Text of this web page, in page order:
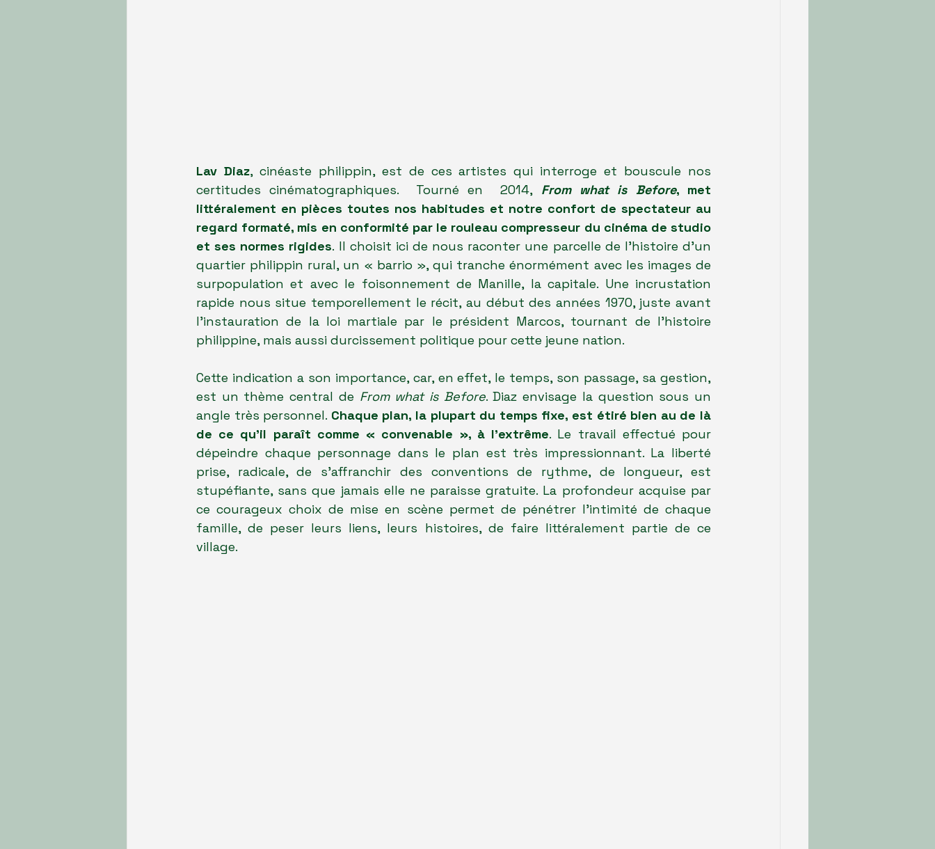
Lav Diaz, cinéaste philippin, est de ces artistes qui interroge et bouscule nos
certitudes cinématographiques.  Tourné en  2014, From what is Before, met
littéralement en pièces toutes nos habitudes et notre confort de spectateur au
regard formaté, mis en conformité par le rouleau compresseur du cinéma de studio
et ses normes rigides. Il choisit ici de nous raconter une parcelle de l'histoire d'un
quartier philippin rural, un « barrio », qui tranche énormément avec les images de
surpopulation et avec le foisonnement de Manille, la capitale. Une incrustation
rapide nous situe temporellement le récit, au début des années 1970, juste avant
l'instauration de la loi martiale par le président Marcos, tournant de l'histoire
philippine, mais aussi durcissement politique pour cette jeune nation.
Cette indication a son importance, car, en effet, le temps, son passage, sa gestion,
est un thème central de From what is Before. Diaz envisage la question sous un
angle très personnel. Chaque plan, la plupart du temps fixe, est étiré bien au de là
de ce qu'il paraît comme « convenable », à l’extrême. Le travail effectué pour
dépeindre chaque personnage dans le plan est très impressionnant. La liberté
prise, radicale, de s'affranchir des conventions de rythme, de longueur, est
stupéfiante, sans que jamais elle ne paraisse gratuite. La profondeur acquise par
ce courageux choix de mise en scène permet de pénétrer l'intimité de chaque
famille, de peser leurs liens, leurs histoires, de faire littéralement partie de ce
village.